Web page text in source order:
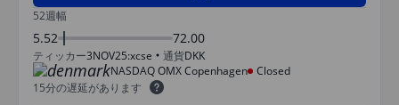
52週幅
5.52 72.00
ティッカー3NOV25:xcse 通貨DKK
NASDAQ OMX Copenhagen Closed
15分の遅延があります